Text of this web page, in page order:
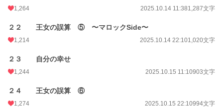
1,264 2025.10.14 11:381,287文字
２２ 王女の誤算 ⑤ 〜マロックSide〜
1,214 2025.10.14 22:101,020文字
２３ 自分の幸せ
1,244 2025.10.15 11:10903文字
２４ 王女の誤算 ⑥
1,274 2025.10.15 22:10994文字